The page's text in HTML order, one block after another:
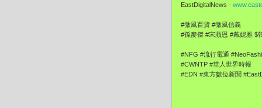
EastDigitalNews -
#微風百貨 #微風信義
#孫麥傑 #宋蘋恩 #戴妮雅 $
#NFG #流行電通
#CWNTP #華人世界時報
#EDN #東方數位新聞